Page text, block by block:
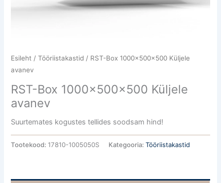
Esileht /Tööriistakastid / RST-Box 1000x500x500 Küljele
avanev
RST-Box 1000x500x500 Küljele
avanev
Suurtemates kogustes tellides soodsam hind!
Tootekood:17810-1005050S Kategooria:Tööriistakastid